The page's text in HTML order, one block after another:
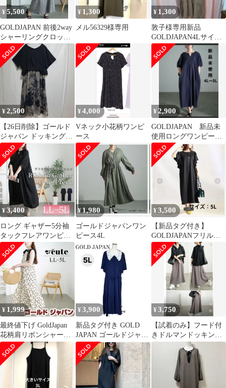
¥5,500
GOLDJAPAN 前後2way
シャーリングクロップ
ドブラウス＆キャミワ
ンピース
¥ 1,300
メル56329様専用
¥ 1,300
敦子様専用新品
GOLDJAPAN4Lサイズ
マキシワンピ
¥2,500
【26日削除】ゴールド
ジャパン ドッキングワ
ンピース LL-3L 花柄 黒
¥4,000
Vネック小花柄ワンピ
ース
¥ 2,900
GOLDJAPAN 新品未
使用ロングワンピース
ネイビー
¥3,400
ロング ギャザー5分袖
タックフレアワンピー
ス 大きいサイズ
¥1,980
ゴールドジャパンワン
ピース4L
¥3,500
【新品タグ付き】
GOLDJAPANフリルス
リーブAラインワンピ
ース黒 サイズ5L
¥ 1,999
最終値下げ GoldJapan
花柄肩リボンシャーリ
ングワンピース clette
¥ 3,900
新品タグ付き GOLD
JAPAN ゴールドジャパ
ン ウエストリボンロン
グワンピース レース白
襟 大きな襟 清楚 発表
紺 ネイビー 5L 大き
¥3,750
【試着のみ】フード付
きドルマンドッキング
ワンピース 大きいサ